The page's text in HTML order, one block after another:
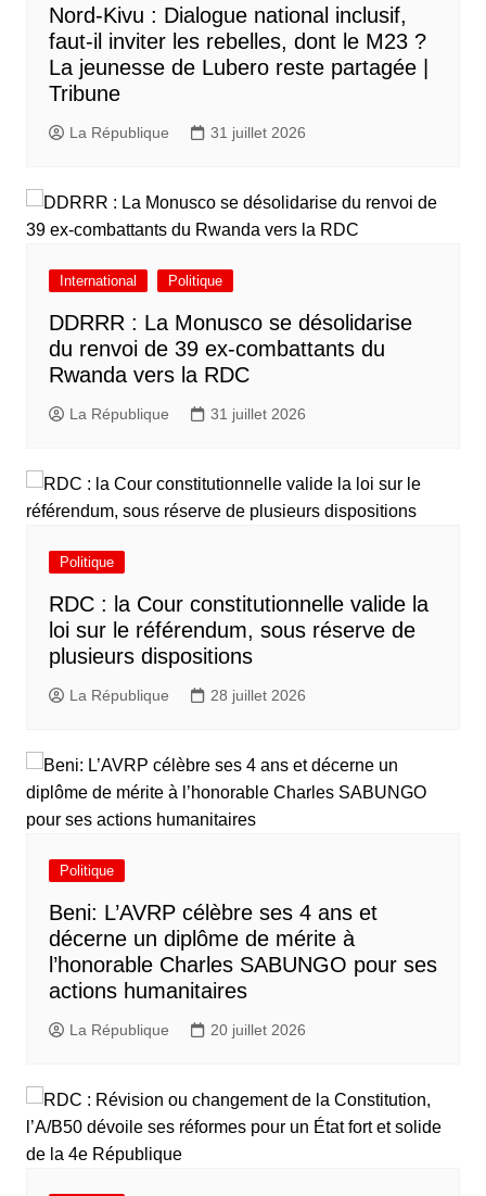
Nord-Kivu : Dialogue national inclusif,
faut-il inviter les rebelles, dont le M23 ?
La jeunesse de Lubero reste partagée |
Tribune
La République 31 juillet 2026
International Politique
DDRRR : La Monusco se désolidarise
du renvoi de 39 ex-combattants du
Rwanda vers la RDC
La République 31 juillet 2026
Politique
RDC : la Cour constitutionnelle valide la
loi sur le référendum, sous réserve de
plusieurs dispositions
La République 28 juillet 2026
Politique
Beni: L’AVRP célèbre ses 4 ans et
décerne un diplôme de mérite à
l’honorable Charles SABUNGO pour ses
actions humanitaires
La République 20 juillet 2026